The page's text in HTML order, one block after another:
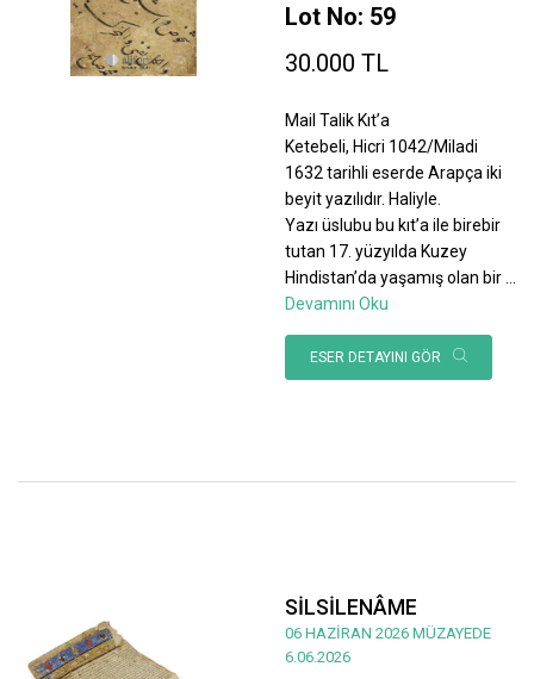
Lot No: 59
30.000 TL
Mail Talik Kıt’a
Ketebeli, Hicri 1042/Miladi
1632 tarihli eserde Arapça iki
beyit yazılıdır. Haliyle.
Yazı üslubu bu kıt’a ile birebir
tutan 17. yüzyılda Kuzey
Hindistan’da yaşamış olan bir
Devamını Oku
ESER DETAYINI GÖR
SİLSİLENÂME
06 HAZİRAN 2026 MÜZAYEDE
6.06.2026